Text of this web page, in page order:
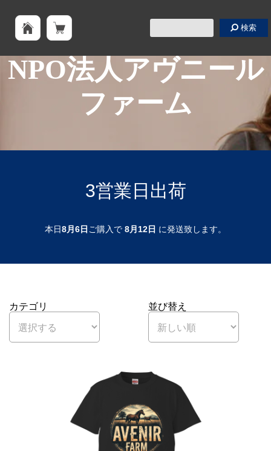
検索
NPO法人アヴニール
ファーム
3営業日出荷
本日8月6日 ご購入で 8月12日 に発送致します。
カテゴリ 並び替え